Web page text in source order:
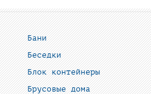
Бани
Беседки
Блок контейнеры
Брусовые дома